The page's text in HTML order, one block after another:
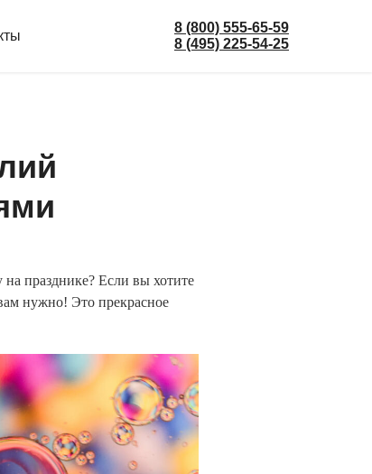
8 (800) 555-65-59
8 (495) 225-54-25
празднике? Если вы хотите
нужно! Это прекрасное